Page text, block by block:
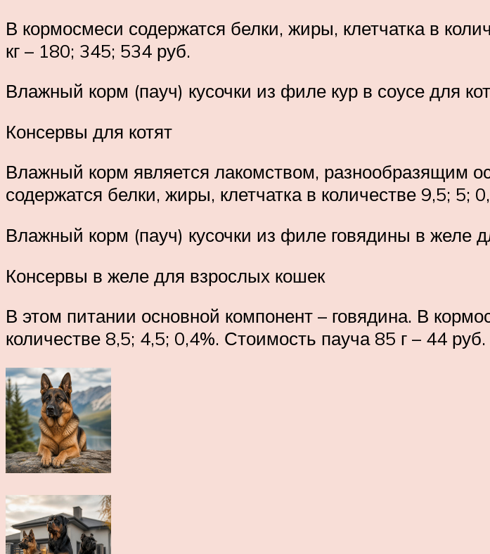
В кормосмеси содержатся белки, жиры, клетчатка в
кг – 180; 345; 534 руб.
Влажный корм (пауч) кусочки из филе кур в соусе для
Консервы для котят
Влажный корм является лакомством, разнообразящим
содержатся белки, жиры, клетчатка в количестве 9,5; 5;
Влажный корм (пауч) кусочки из филе говядины в желе
Консервы в желе для взрослых кошек
В этом питании основной компонент – говядина. В
количестве 8,5; 4,5; 0,4%. Стоимость пауча 85 г – 44 руб.